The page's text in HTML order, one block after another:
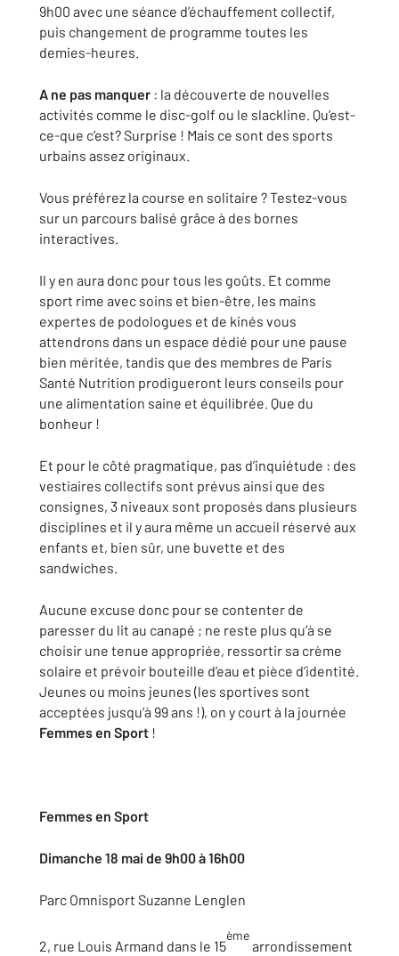
9h00 avec une séance d’échauffement collectif,
puis changement de programme toutes les
demies-heures.
A ne pas manquer : la découverte de nouvelles
activités comme le disc-golf ou le slackline. Qu’est-
ce-que c’est? Surprise ! Mais ce sont des sports
urbains assez originaux.
Vous préférez la course en solitaire ? Testez-vous
sur un parcours balisé grâce à des bornes
interactives.
Il y en aura donc pour tous les goûts. Et comme
sport rime avec soins et bien-être, les mains
expertes de podologues et de kinés vous
attendrons dans un espace dédié pour une pause
bien méritée, tandis que des membres de Paris
Santé Nutrition prodigueront leurs conseils pour
une alimentation saine et équilibrée. Que du
bonheur !
Et pour le côté pragmatique, pas d’inquiétude : des
vestiaires collectifs sont prévus ainsi que des
consignes, 3 niveaux sont proposés dans plusieurs
disciplines et il y aura même un accueil réservé aux
enfants et, bien sûr, une buvette et des
sandwiches.
Aucune excuse donc pour se contenter de
paresser du lit au canapé ; ne reste plus qu’à se
choisir une tenue appropriée, ressortir sa crème
solaire et prévoir bouteille d’eau et pièce d’identité.
Jeunes ou moins jeunes (les sportives sont
acceptées jusqu’à 99 ans !), on y court à la journée
Femmes en Sport !
Femmes en Sport
Dimanche 18 mai de 9h00 à 16h00
Parc Omnisport Suzanne Lenglen
2, rue Louis Armand dans le 15
ème
arrondissement